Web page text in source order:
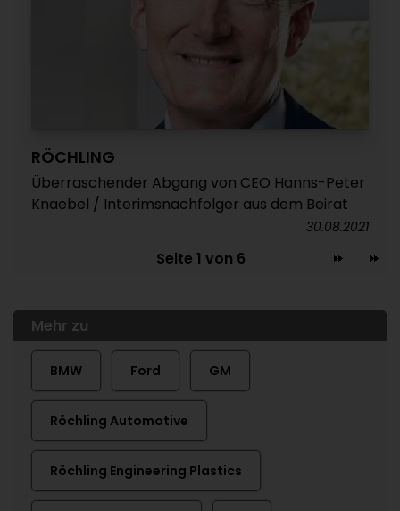
RÖCHLING
Überraschender Abgang von CEO Hanns-Peter
Knaebel / Interimsnachfolger aus dem Beirat
30.08.2021
Seite 1 von 6
Mehr zu
BMW Ford GM
Röchling Automotive
Röchling Engineering Plastics